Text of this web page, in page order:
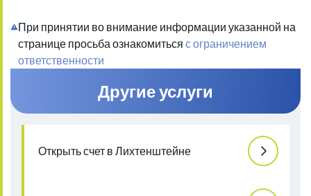
При принятии во внимание информации указанной на
странице просьба ознакомиться с ограничением
ответственности
Другие услуги
Открыть счет в Лихтенштейне